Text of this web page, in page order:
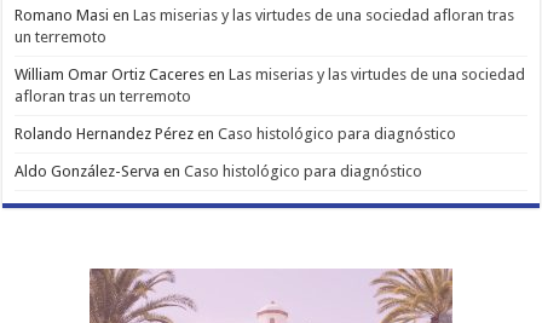
Romano Masi enLas miserias y las virtudes de una sociedad afloran tras
un terremoto
William Omar Ortiz Caceres enLas miserias y las virtudes de una sociedad
afloran tras un terremoto
Rolando Hernandez Pérez enCaso histológico para diagnóstico
Aldo González-Serva enCaso histológico para diagnóstico